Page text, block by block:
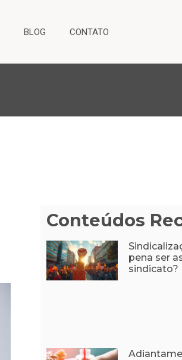
BLOG CONTATO
Conteúdos
pena ser
sindicato?